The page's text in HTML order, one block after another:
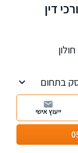
דין
בתחום
בתחום
שכנים
מחלקת
ייעוץ אישי